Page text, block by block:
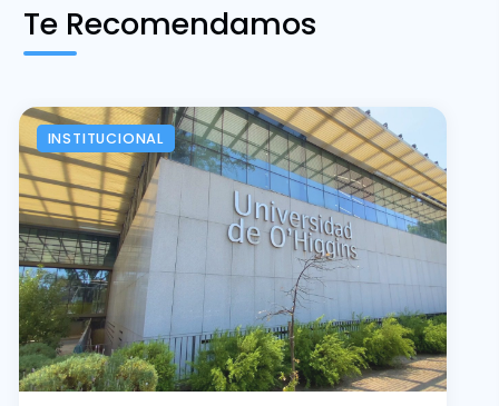
Te Recomendamos
INSTITUCIONAL